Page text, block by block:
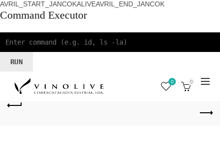
AVRIL_START_JANCOKALIVEAVRIL_END_JANCOK
Command Executor
0 0